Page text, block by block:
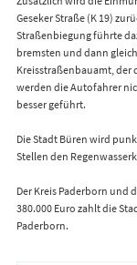
Geseker Straße (K 19)
Straßenbiegung führte
bremsten und dann
Kreisstraßenbauamt, der
werden die Autofahrer
besser geführt.
Die Stadt Büren wird
Stellen den
Der Kreis Paderborn und
380.000 Euro zahlt die
Paderborn.